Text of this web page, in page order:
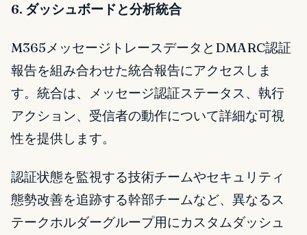
6. ダッシュボードと分析統合
M365メッセージトレースデータとDMARC認証
報告を組み合わせた統合報告にアクセスしま
す。統合は、メッセージ認証ステータス、執行
アクション、受信者の動作について詳細な可視
性を提供します。
認証状態を監視する技術チームやセキュリティ
態勢改善を追跡する幹部チームなど、異なるス
テークホルダーグループ用にカスタムダッシュ